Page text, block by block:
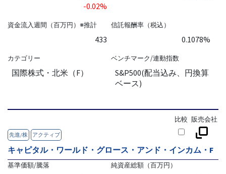
-0.02%
資金流入週間（百万円）※推計
433
信託報酬率（税込）
0.1078%
カテゴリー
国際株式・北米（F）
ベンチマーク/連動指数
S&P500(配当込み、円換算
ベース)
先進/株 アクティブ
比較 販売会社
キャピタル・ワールド・グロース・アンド・インカム・F
基準価額/騰落 純資産総額（百万円）